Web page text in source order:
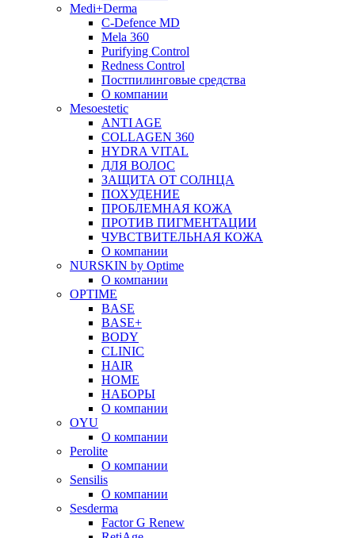
Medi+Derma
C-Defence MD
Mela 360
Purifying Control
Redness Control
Постпилинговые средства
О компании
Mesoestetic
ANTI AGE
COLLAGEN 360
HYDRA VITAL
ДЛЯ ВОЛОС
ЗАЩИТА ОТ СОЛНЦА
ПОХУДЕНИЕ
ПРОБЛЕМНАЯ КОЖА
ПРОТИВ ПИГМЕНТАЦИИ
ЧУВСТВИТЕЛЬНАЯ КОЖА
О компании
NURSKIN by Optime
О компании
OPTIME
BASE
BASE+
BODY
CLINIC
HAIR
HOME
НАБОРЫ
О компании
OYU
О компании
Perolite
О компании
Sensilis
О компании
Sesderma
Factor G Renew